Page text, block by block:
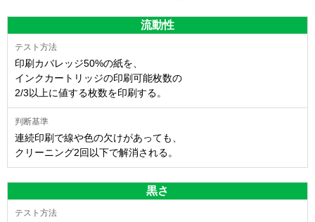
流動性
印刷カバレッジ50%の紙を、
インクカートリッジの印刷可能枚数の
2/3以上に値する枚数を印刷する。
連続印刷で線や色の欠けがあっても、
クリーニング2回以下で解消される。
黒さ